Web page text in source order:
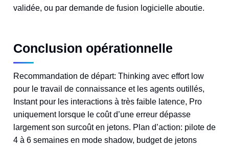
validée, ou par demande de fusion logicielle aboutie.
Conclusion opérationnelle
Recommandation de départ: Thinking avec effort low
pour le travail de connaissance et les agents outillés,
Instant pour les interactions à très faible latence, Pro
uniquement lorsque le coût d’une erreur dépasse
largement son surcoût en jetons. Plan d’action: pilote de
4 à 6 semaines en mode shadow, budget de jetons